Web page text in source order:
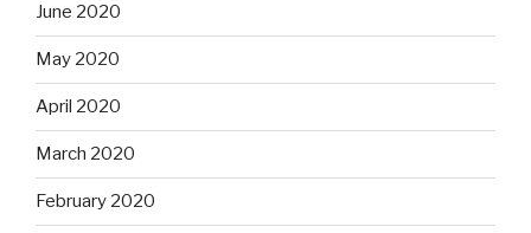
June 2020
May 2020
April 2020
March 2020
February 2020